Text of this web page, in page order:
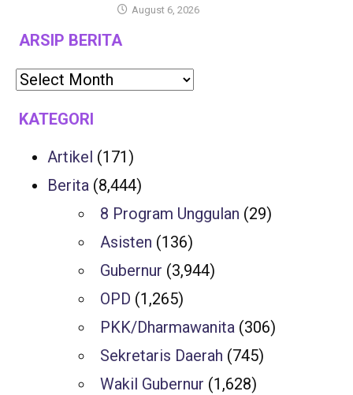
August 6, 2026
ARSIP BERITA
KATEGORI
Artikel (171)
Berita (8,444)
8 Program Unggulan (29)
Asisten (136)
Gubernur (3,944)
OPD (1,265)
PKK/Dharmawanita (306)
Sekretaris Daerah (745)
Wakil Gubernur (1,628)